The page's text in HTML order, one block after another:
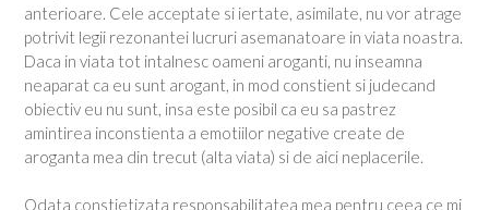
anterioare. Cele acceptate si iertate, asimilate, nu vor atrage
potrivit legii rezonantei lucruri asemanatoare in viata noastra.
Daca in viata tot intalnesc oameni aroganti, nu inseamna
neaparat ca eu sunt arogant, in mod constient si judecand
obiectiv eu nu sunt, insa este posibil ca eu sa pastrez
amintirea inconstienta a emotiilor negative create de
aroganta mea din trecut (alta viata) si de aici neplacerile.
Odata constietizata responsabilitatea mea pentru ceea ce mi